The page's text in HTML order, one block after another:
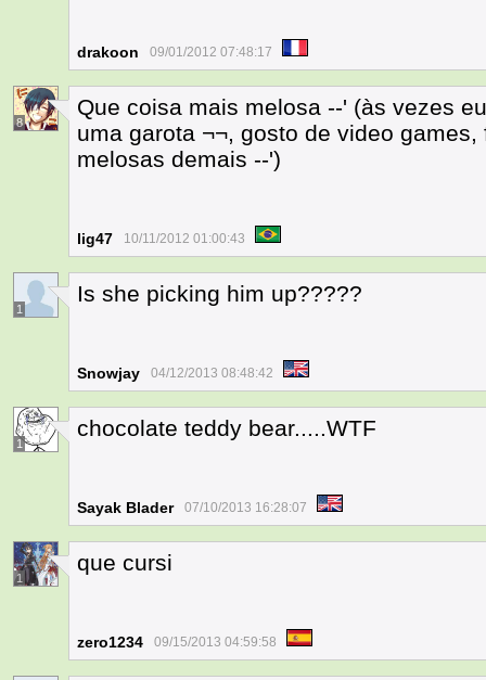
drakoon 09/01/2012 07:48:17
8
Que coisa mais melosa --' (às vezes
uma garota ¬¬, gosto de video
melosas demais --')
lig47 10/11/2012 01:00:43
1
Is she picking him up?????
Snowjay 04/12/2013 08:48:42
1
chocolate teddy bear.....WTF
Sayak Blader 07/10/2013 16:28:07
1
que cursi
zero1234 09/15/2013 04:59:58